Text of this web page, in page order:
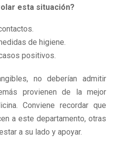
esta situación?
de higiene.
positivos.
no deberían admitir
provienen de la mejor
Conviene recordar que
a este departamento, otras
a su lado y apoyar.